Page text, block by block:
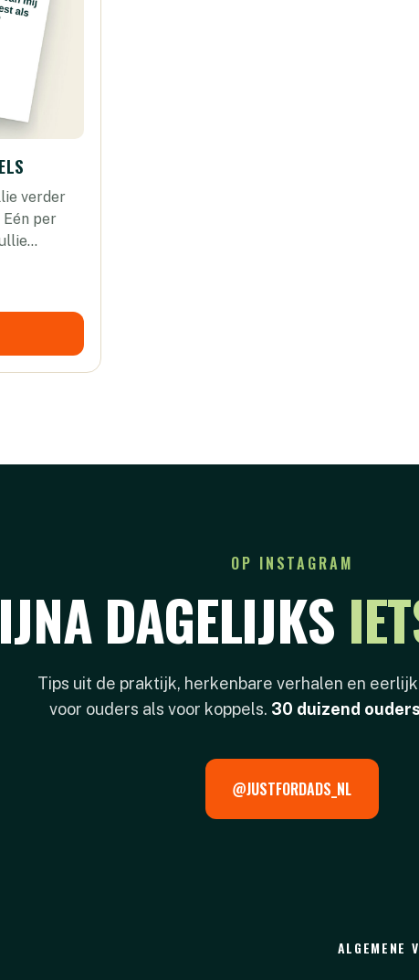
verder
Eén per
OP INSTAGRAM
DAGELIJKS
Tips uit de praktijk, herkenbare verhalen en
voor ouders als voor koppels. 30 duizend ouders
@JUSTFORDADS_NL
ALGEMENE